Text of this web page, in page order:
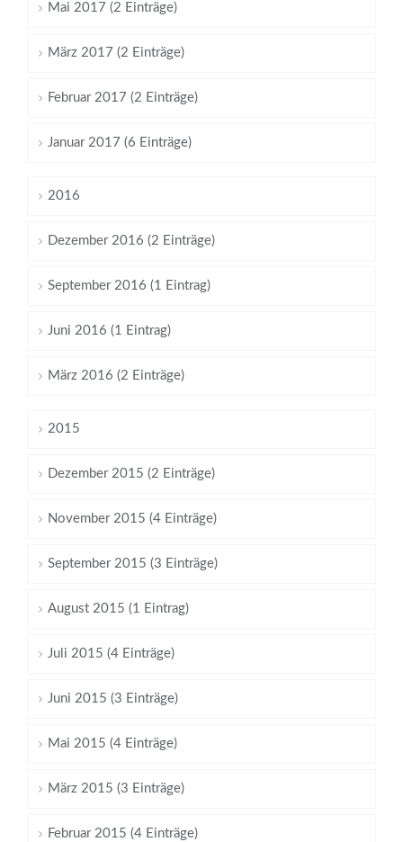
Mai 2017 (2 Einträge)
März 2017 (2 Einträge)
Februar 2017 (2 Einträge)
Januar 2017 (6 Einträge)
2016
Dezember 2016 (2 Einträge)
September 2016 (1 Eintrag)
Juni 2016 (1 Eintrag)
März 2016 (2 Einträge)
2015
Dezember 2015 (2 Einträge)
November 2015 (4 Einträge)
September 2015 (3 Einträge)
August 2015 (1 Eintrag)
Juli 2015 (4 Einträge)
Juni 2015 (3 Einträge)
Mai 2015 (4 Einträge)
März 2015 (3 Einträge)
Februar 2015 (4 Einträge)